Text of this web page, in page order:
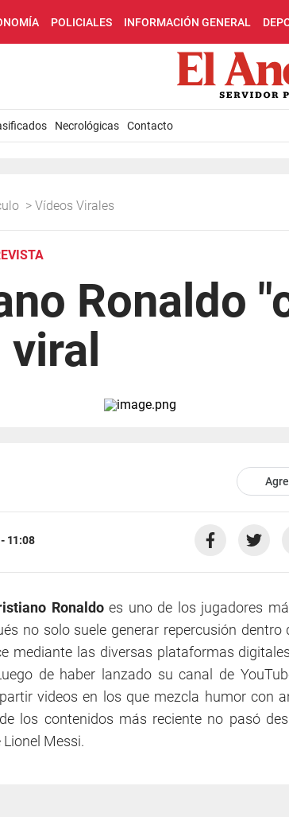
POLICIALES INFORMACIÓN GENERAL
Necrológicas Contacto
> Vídeos Virales
Ronaldo
11:08
Ronaldoes uno de los jugadores
no solo suele generar repercusión dentro
mediante las diversas plataformas
de haber lanzado su canal de
videos en los que mezcla humor con
los contenidos más reciente no pasó
Messi.